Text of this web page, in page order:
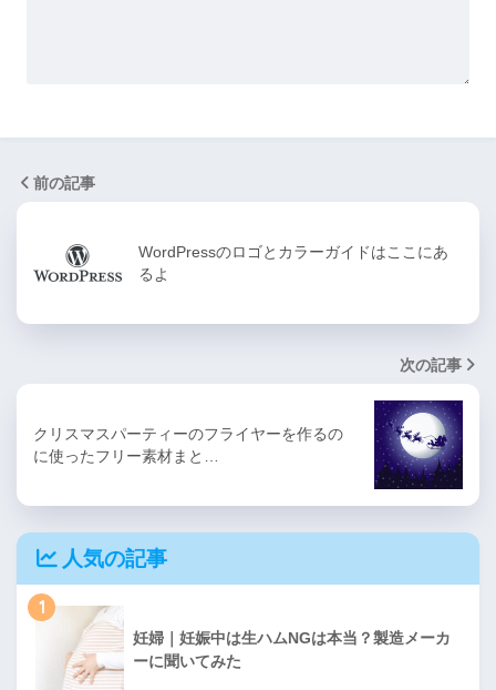
前の記事
WordPressのロゴとカラーガイドはここにあ
るよ
次の記事
クリスマスパーティーのフライヤーを作るの
に使ったフリー素材まと…
人気の記事
1
妊婦｜妊娠中は生ハムNGは本当？製造メーカ
ーに聞いてみた